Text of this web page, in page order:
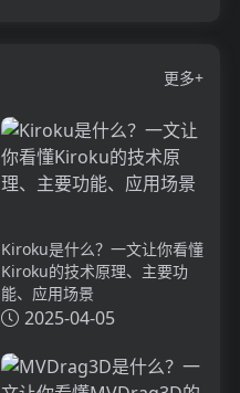
更多+
Kiroku是什么？一文让你看懂
Kiroku的技术原理、主要功
能、应用场景
2025-04-05